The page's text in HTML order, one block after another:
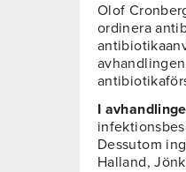
Olof
ordinera
I
Dessutom
Halland,